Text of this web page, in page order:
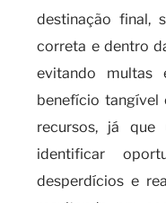
destinação final,
correta e dentro
evitando multas
benefício tangível
recursos, já que
identificar
desperdícios e